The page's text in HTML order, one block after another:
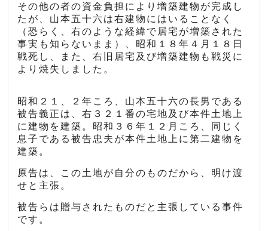
その他の者の資金負担により増築建物が完成し
たが、山本五十六は右建物にはいることなく
（恐らく、右のような経緯で居宅が増築された
事実も知らないまま）、昭和１８年４月１８日
戦死し、また、右旧居宅及び増築建物も戦災に
より焼失しました。
昭和２１、２年ころ、山本五十六の長男である
被告義正は、右３２１番の宅地及び本件土地上
に建物を建築。昭和３６年１２月ころ、同じく
息子である被告忠夫が本件土地上に第二建物を
建築。
原告は、この土地が自分のものだから、明け渡
せと主張。
被告らは贈与されたものだと主張している事件
です。